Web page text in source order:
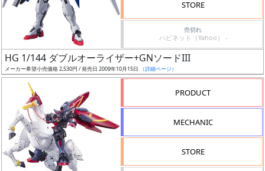
再
STORE
売切れ
ハピネット（Yahoo） -
HG 1/144 ダブルオーライザー+GNソードIII
メーカー希望小売価格 2,530円 / 発売日 2009年10月15日 （詳細ページ）
PRODUCT
MECHANIC
STORE